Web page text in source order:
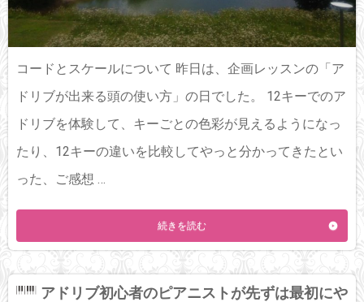
コードとスケールについて 昨日は、企画レッスンの「ア
ドリブが出来る頭の使い方」の日でした。 12キーでのア
ドリブを体験して、キーごとの色彩が見えるようになっ
たり、12キーの違いを比較してやっと分かってきたとい
った、ご感想 …
続きを読む
アドリブ初心者のピアニストが先ずは最初にや